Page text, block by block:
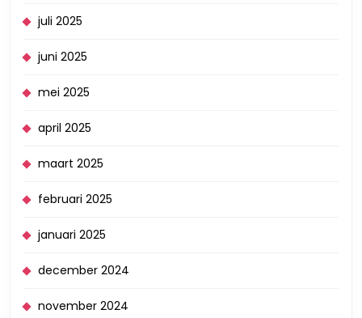
juli 2025
juni 2025
mei 2025
april 2025
maart 2025
februari 2025
januari 2025
december 2024
november 2024